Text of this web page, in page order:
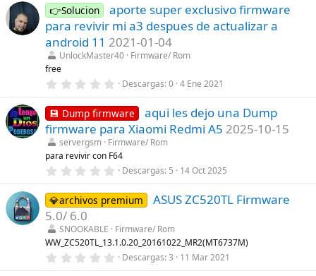
0
e
s
t
r
e
a
(
s
)
👉Solucion
aporte super exclusivo firmware
para revivir mi a3 despues de actualizar a
android 11 2021-01-04
UnlockMaster40 Firmware/ Rom
free
0
0
e
s
t
r
e
l
a
(
s
Descargas 0 4 Ene 2021
💾 Dump firmware
aqui les dejo una Dump
firmware para Xiaomi Redmi A5 2025-10-15
servergsm Firmware/ Rom
para revivir con F64
0
0
e
t
r
e
l
Descargas 5 14 Oct 2025
💎archivos premium
ASUS ZC520TL Firmware
5.0/ 6.0
SNOOKABLE
Firmware/ Rom
WW_ZC520TL_13.1.0.20_20161022_MR2(MT6737M)
0 Descargas 3 11 Mar 2021